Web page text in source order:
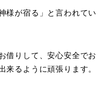
様が宿る」と言われてい
借りして、安心安全でお
来るように頑張ります。